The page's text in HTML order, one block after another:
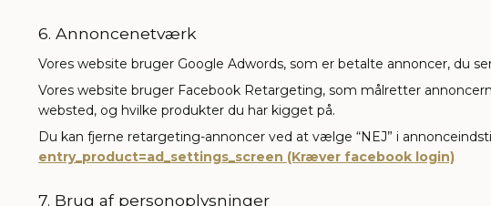
6. Annoncenetværk
Vores website bruger Google Adwords, som er betalte annoncer, du
Vores website bruger Facebook Retargeting, som målretter
websted, og hvilke produkter du har kigget på.
Du kan fjerne retargeting-annoncer ved at vælge “NEJ” i
entry_product=ad_settings_screen (Kræver facebook login)
7. Brug af personoplysninger